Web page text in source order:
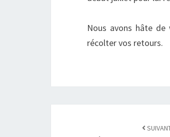
Nous avons hâte
récolter vos retours.